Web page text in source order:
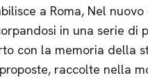
a Roma, Nel
in una serie di
con la memoria della
raccolte nella